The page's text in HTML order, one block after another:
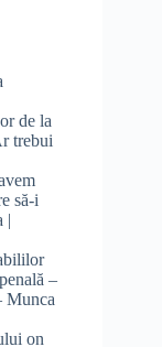
de la
trebui
să-i
|
–
Munca
on